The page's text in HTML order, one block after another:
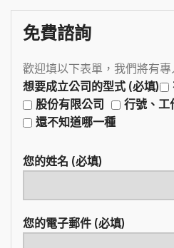
免費諮詢
歡迎填以下表單，我們將有
想要成立公司的型式 (必填)
股份有限公司
行號、工
還不知道哪一種
您的姓名 (必填)
您的電子郵件 (必填)